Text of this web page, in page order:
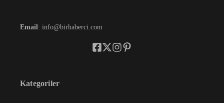
Email: info@birhaberci.com
Kategoriler